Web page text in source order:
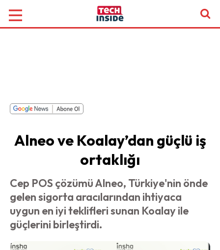
Alneo ve Koalay’dan güçlü iş
ortaklığı
Cep POS çözümü Alneo, Türkiye'nin önde
gelen sigorta aracılarından ihtiyaca
uygun en iyi teklifleri sunan Koalay ile
güçlerini birleştirdi.